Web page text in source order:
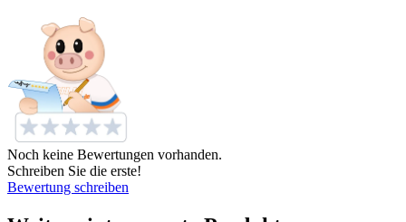
Noch keine Bewertungen vorhanden.
Schreiben Sie die erste!
Bewertung schreiben